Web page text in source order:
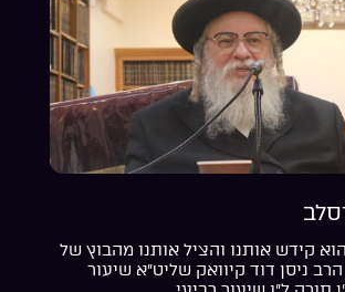
קידש אותנו והציל אותנו מהבוץ של
ניסן דוד קיוואק שליט”א שיעור